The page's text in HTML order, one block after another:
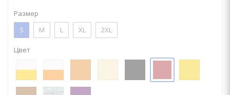
Размер
S
M L XL 2XL
Цвет